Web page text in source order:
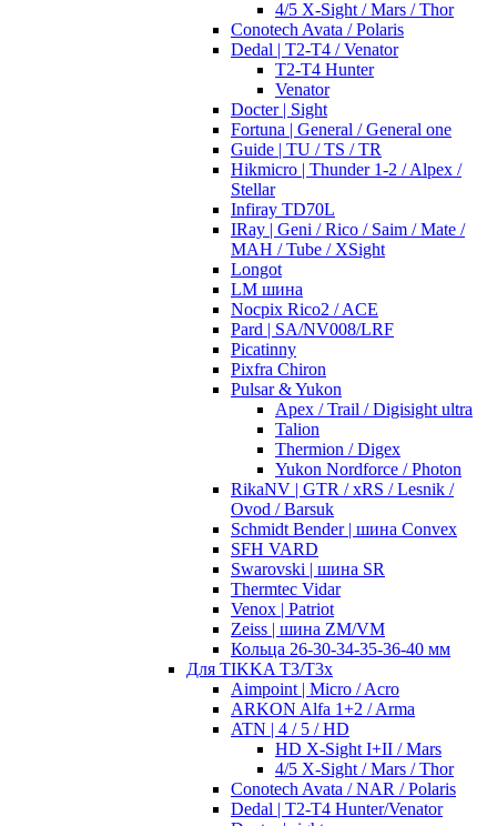
4/5 X-Sight / Mars / Thor
Conotech Avata / Polaris
Dedal | T2-T4 / Venator
T2-T4 Hunter
Venator
Docter | Sight
Fortuna | General / General one
Guide | TU / TS / TR
Hikmicro | Thunder 1-2 / Alpex /
Stellar
Infiray TD70L
IRay | Geni / Rico / Saim / Mate /
MAH / Tube / XSight
Longot
LM шина
Nocpix Rico2 / ACE
Pard | SA/NV008/LRF
Picatinny
Pixfra Chiron
Pulsar & Yukon
Apex / Trail / Digisight ultra
Talion
Thermion / Digex
Yukon Nordforce / Photon
RikaNV | GTR / xRS / Lesnik /
Ovod / Barsuk
Schmidt Bender | шина Convex
SFH VARD
Swarovski | шина SR
Thermtec Vidar
Venox | Patriot
Zeiss | шина ZM/VM
Кольца 26-30-34-35-36-40 мм
Для TIKKA T3/T3x
Aimpoint | Micro / Acro
ARKON Alfa 1+2 / Arma
ATN | 4 / 5 / HD
HD X-Sight I+II / Mars
4/5 X-Sight / Mars / Thor
Conotech Avata / NAR / Polaris
Dedal | T2-T4 Hunter/Venator